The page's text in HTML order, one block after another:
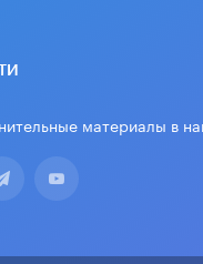
материалы в